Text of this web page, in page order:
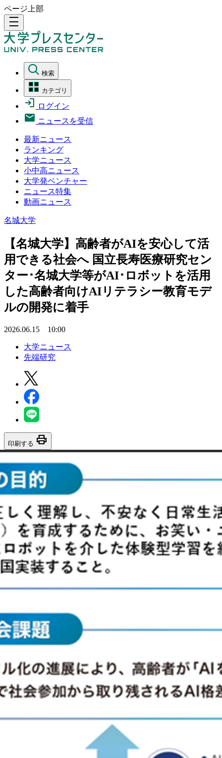
ページ上部
density_medium
検索
カテゴリ
ログイン
ニュースを受信
最新ニュース
ランキング
大学ニュース
小中高ニュース
大学発ベンチャー
ニュース特集
動画ニュース
名城大学
【名城大学】高齢者がAIを安心して活
用できる社会へ 国立長寿医療研究セン
ター･名城大学等がAI･ロボットを活用
した高齢者向けAIリテラシー教育モデ
ルの開発に着手
2026.06.15 10:00
大学ニュース
先端研究
印刷する print